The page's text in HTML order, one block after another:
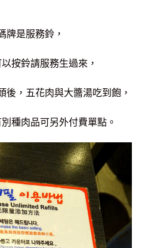
牌是服務鈴，
按鈴請服務生過來，
後，五花肉與大醬湯吃到飽，
種肉品可另外付費單點。